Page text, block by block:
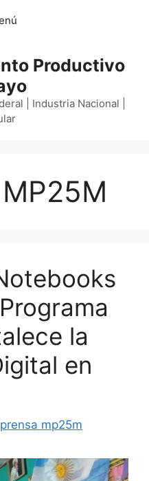
Productivo
| Industria Nacional |
la
en
prensa mp25m